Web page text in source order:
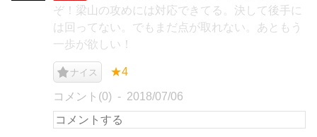
ぞ！梁山の攻めには対応できてる。決して後手に
は回ってない。でもまだ点が取れない。あともう
一歩が欲しい！
ナイス ★4
コメント(0) 2018/07/06